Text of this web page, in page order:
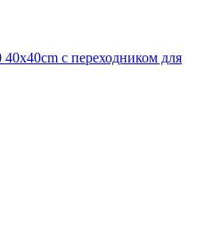
с переходником для